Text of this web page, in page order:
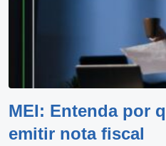
MEI: Entenda por
emitir nota fiscal